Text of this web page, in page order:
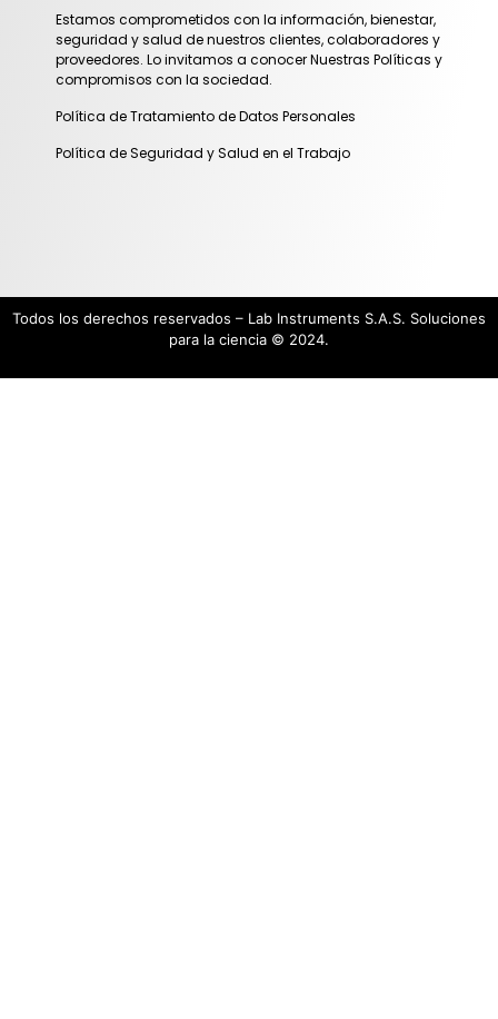
Estamos comprometidos con la información, bienestar,
seguridad y salud de nuestros clientes, colaboradores y
proveedores. Lo invitamos a conocer Nuestras Políticas y
compromisos con la sociedad.
Política de Tratamiento de Datos Personales
Política de Seguridad y Salud en el Trabajo
Todos los derechos reservados – Lab Instruments S.A.S. Soluciones
para la ciencia © 2024.